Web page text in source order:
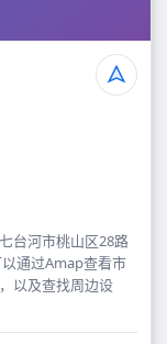
台河市桃山区28路
通过Amap查看市
以及查找周边设